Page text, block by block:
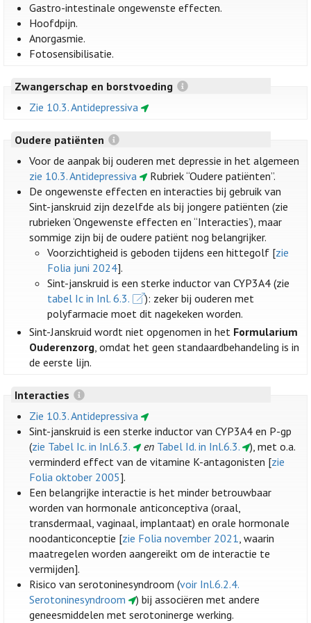
Gastro-intestinale ongewenste effecten.
Hoofdpijn.
Anorgasmie.
Fotosensibilisatie.
Zwangerschap en borstvoeding
Zie 10.3. Antidepressiva
Oudere patiënten
Voor de aanpak bij ouderen met depressie in het algemeen
zie 10.3. Antidepressiva
Rubriek “Oudere patiënten”.
De ongewenste effecten en interacties bij gebruik van
Sint-janskruid zijn dezelfde als bij jongere patiënten (zie
rubrieken ‘Ongewenste effecten en “Interacties’), maar
sommige zijn bij de oudere patiënt nog belangrijker.
Voorzichtigheid is geboden tijdens een hittegolf [zie
Folia juni 2024].
Sint-janskruid is een sterke inductor van CYP3A4 (zie
tabel Ic in Inl. 6.3.
): zeker bij ouderen met
polyfarmacie moet dit nagekeken worden.
Sint-Janskruid wordt niet opgenomen in het Formularium
Ouderenzorg, omdat het geen standaardbehandeling is in
de eerste lijn.
Interacties
Zie 10.3. Antidepressiva
Sint-janskruid is een sterke inductor van CYP3A4 en P-gp
(zie Tabel Ic. in Inl.6.3. en Tabel Id. in Inl.6.3.
), met o.a.
verminderd effect van de vitamine K-antagonisten [zie
Folia oktober 2005].
Een belangrijke interactie is het minder betrouwbaar
worden van hormonale anticonceptiva (oraal,
transdermaal, vaginaal, implantaat) en orale hormonale
noodanticonceptie [zie Folia november 2021, waarin
maatregelen worden aangereikt om de interactie te
vermijden].
Risico van serotoninesyndroom (voir Inl.6.2.4.
Serotoninesyndroom
) bij associëren met andere
geneesmiddelen met serotoninerge werking.